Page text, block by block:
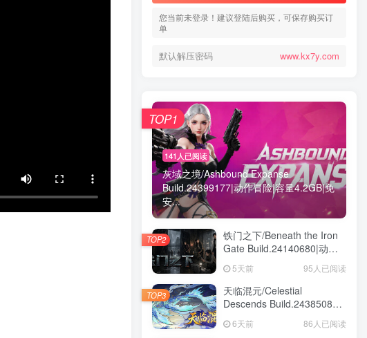
您当前未登录！建议登陆后购买，可保存购买订
单
默认解压密码 www.kx7y.com
141人已阅读
灰域之境/Ashbound Expanse
Build.24399177|动作冒险|容量4.2GB|免
安...
TOP1
铁门之下/Beneath the Iron
Gate Build.24140680|动作
中文版
5天前 95人已阅读
TOP2
天临混元/Celestial
Descends Build.24385086|
策略战棋|容量11.4GB|免安
装绿色中文版
6天前 86人已阅读
TOP3